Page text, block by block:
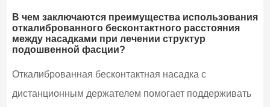
В чем заключаются преимущества использования
откалиброванного бесконтактного расстояния
между насадками при лечении структур
подошвенной фасции?
Откалиброванная бесконтактная насадка с
дистанционным держателем помогает поддерживать